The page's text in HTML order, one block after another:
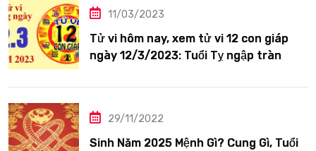
11/03/2023
Tử vi hôm nay, xem tử vi 12 con giáp
ngày 12/3/2023: Tuổi Tỵ ngập tràn
29/11/2022
Sinh Năm 2025 Mệnh Gì? Cung Gì, Tuổi